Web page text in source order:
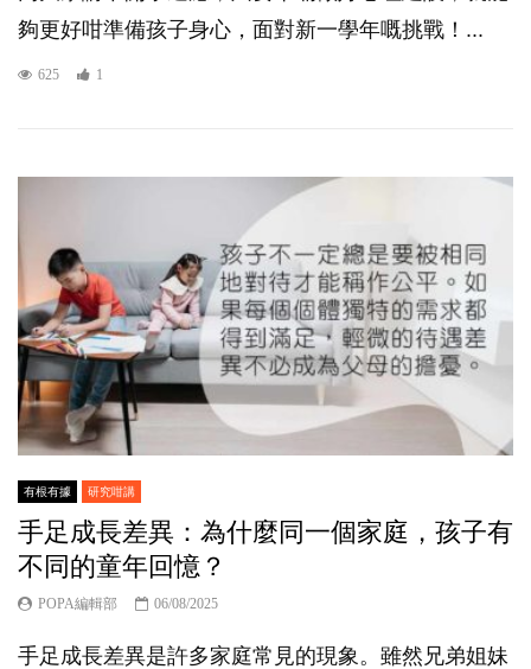
夠更好咁準備孩子身心，面對新一學年嘅挑戰！...
625 1
有根有據 研究咁講
手足成長差異：為什麼同一個家庭，孩子有
不同的童年回憶？
POPA編輯部 06/08/2025
手足成長差異是許多家庭常見的現象。雖然兄弟姐妹